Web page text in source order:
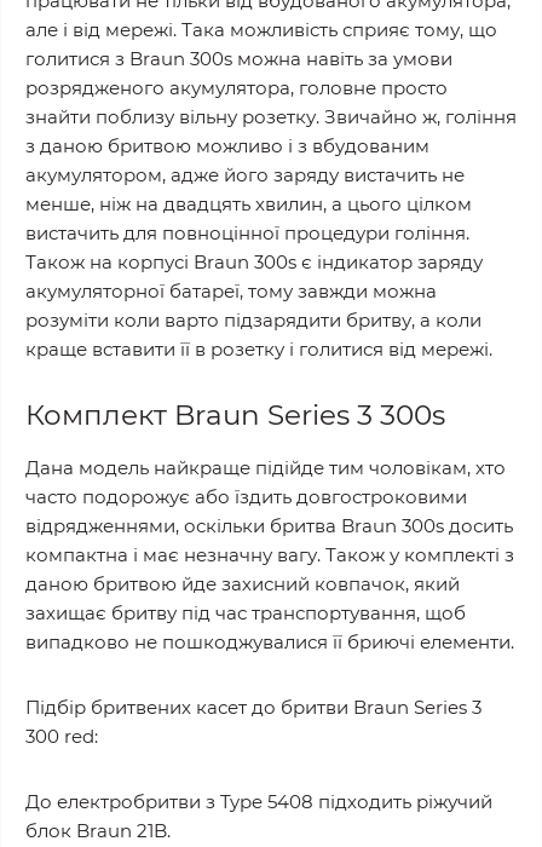
але і від мережі. Така можливість сприяє тому, що
голитися з Braun 300s можна навіть за умови
розрядженого акумулятора, головне просто
знайти поблизу вільну розетку. Звичайно ж, гоління
з даною бритвою можливо і з вбудованим
акумулятором, адже його заряду вистачить не
менше, ніж на двадцять хвилин, а цього цілком
вистачить для повноцінної процедури гоління.
Також на корпусі Braun 300s є індикатор заряду
акумуляторної батареї, тому завжди можна
розуміти коли варто підзарядити бритву, а коли
краще вставити її в розетку і голитися від мережі.
Комплект Braun Series 3 300s
Дана модель найкраще підійде тим чоловікам, хто
часто подорожує або їздить довгостроковими
відрядженнями, оскільки бритва Braun 300s досить
компактна і має незначну вагу. Також у комплекті з
даною бритвою йде захисний ковпачок, який
захищає бритву під час транспортування, щоб
випадково не пошкоджувалися її бриючі елементи.
Підбір бритвених касет до бритви Braun Series 3
300 red:
До електробритви з Type 5408 підходить ріжучий
блок Braun 21B.